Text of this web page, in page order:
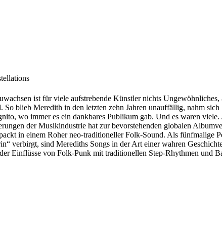
ist für viele aufstrebende Künstler nichts
So blieb Meredith in den letzten zehn Jahren unauffällig, nahm
wo immer es ein dankbares Publikum gab. Und es waren
der Musikindustrie hat zur bevorstehenden globalen
in einem Roher neo-traditioneller Folk-Sound. Als
verbirgt, sind Merediths Songs in der Art einer wahren
Einflüsse von Folk-Punk mit traditionellen Step-Rhythmen und